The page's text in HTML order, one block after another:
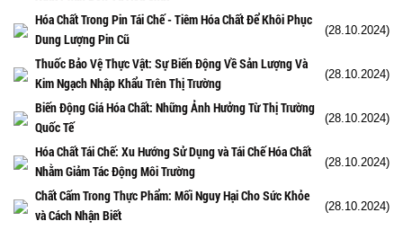
Hóa Chất Trong Pin Tái Chế - Tiêm Hóa Chất Để Khôi Phục
Dung Lượng Pin Cũ
(28.10.2024)
Thuốc Bảo Vệ Thực Vật: Sự Biến Động Về Sản Lượng Và
Kim Ngạch Nhập Khẩu Trên Thị Trường
(28.10.2024)
Biến Động Giá Hóa Chất: Những Ảnh Hưởng Từ Thị Trường
Quốc Tế
(28.10.2024)
Hóa Chất Tái Chế: Xu Hướng Sử Dụng và Tái Chế Hóa Chất
Nhằm Giảm Tác Động Môi Trường
(28.10.2024)
Chất Cấm Trong Thực Phẩm: Mối Nguy Hại Cho Sức Khỏe
và Cách Nhận Biết
(28.10.2024)